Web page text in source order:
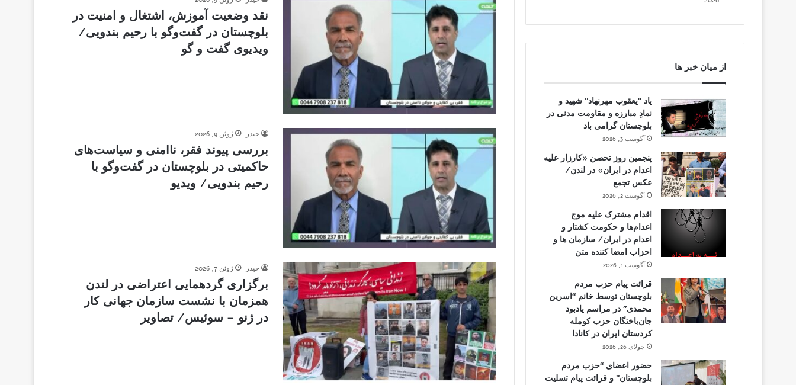
نقد وضعیت آموزش، اشتغال و امنیت در
بلوچستان در گفت‌وگو با رحیم بندویی/
ویدیوی گفت و گو
حیدر ژوئن 9, 2026
بررسی پیوند فقر، ناامنی و سیاست‌های
حاکمیتی در بلوچستان در گفت‌وگو با
رحیم بندویی/ ویدیو
حیدر ژوئن 7, 2026
برگزاری گردهمایی اعتراضی در لندن
همزمان با نشست سازمان جهانی کار
در ژنو – سوئیس/ تصاویر
از میان خبر ها
یاد “یعقوب مهرنهاد” شهید و
نمادِ مبارزه و مقاومت مدنی در
بلوچستان گرامی باد
آگوست 3, 2026
پنجمین روز تحصن «کارزار علیه
اعدام در ایران» در لندن/
عکس تجمع
آگوست 2, 2026
اقدام مشترک علیه موج
اعدام‌ها و حکومت کشتار و
اعدام در ایران/ سازمان ها و
احزاب امضا کننده متن
آگوست 1, 2026
قرائت پیام حزب مردم
بلوچستان توسط خانم “اسرین
محمدی” در مراسم یادبود
جان‌باختگان حزب کومله
کردستان ایران در کانادا
جولای 26, 2026
حضور اعضای “حزب مردم
بلوچستان” و قرائت پیام تسلیت